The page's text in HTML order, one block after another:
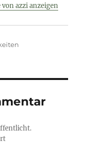
von azzi anzeigen